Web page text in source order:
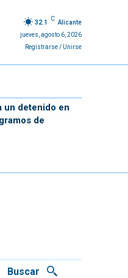
32.1
C
Alicante
jueves, agosto 6, 2026
Registrarse / Unirse
un detenido en
de
Buscar